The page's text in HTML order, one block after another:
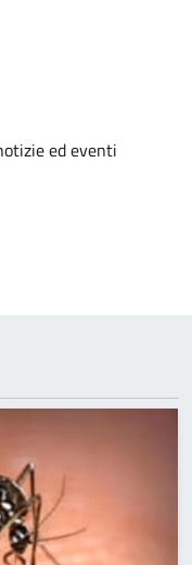
ed eventi